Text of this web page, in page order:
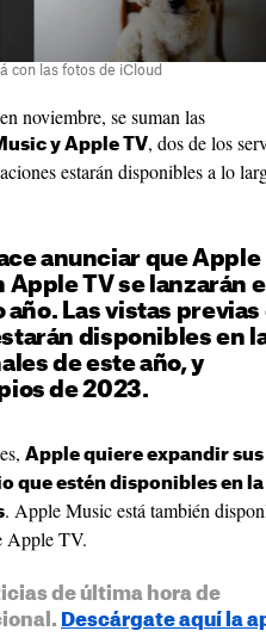
con las fotos de iCloud
noviembre, se suman las
y Apple TV, dos de los
estarán disponibles a lo
anunciar que Apple
Apple TV se lanzarán
Las vistas previas
disponibles en
de este año, y
de 2023.
Apple quiere expandir sus
que estén disponibles en la
. Apple Music está también
Apple TV.
de última hora de
Descárgate aquí la